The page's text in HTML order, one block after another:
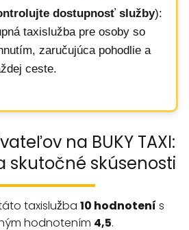
dostupnosť služby):
taxislužba pre osoby so
zaručujúca pohodlie a
ceste.
na BUKY TAXI:
skutočné skúsenosti
taxislužba 10 hodnotení s
hodnotením 4,5.